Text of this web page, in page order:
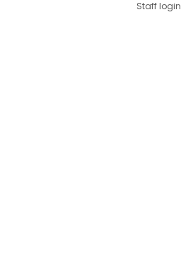
Staff login